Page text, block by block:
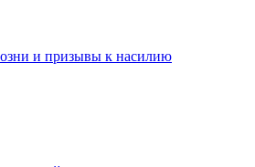
и призывы к насилию